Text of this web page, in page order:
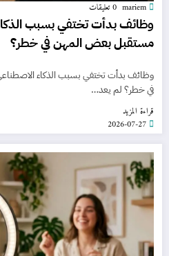
mariem 0 تعليقات
وظائف بدأت تختفي بسبب
مستقبل بعض المهن في خطر؟
وظائف بدأت تختفي بسبب الذكاء
في خطر؟ لم يعد…
قراءة المزيد
2026-07-27